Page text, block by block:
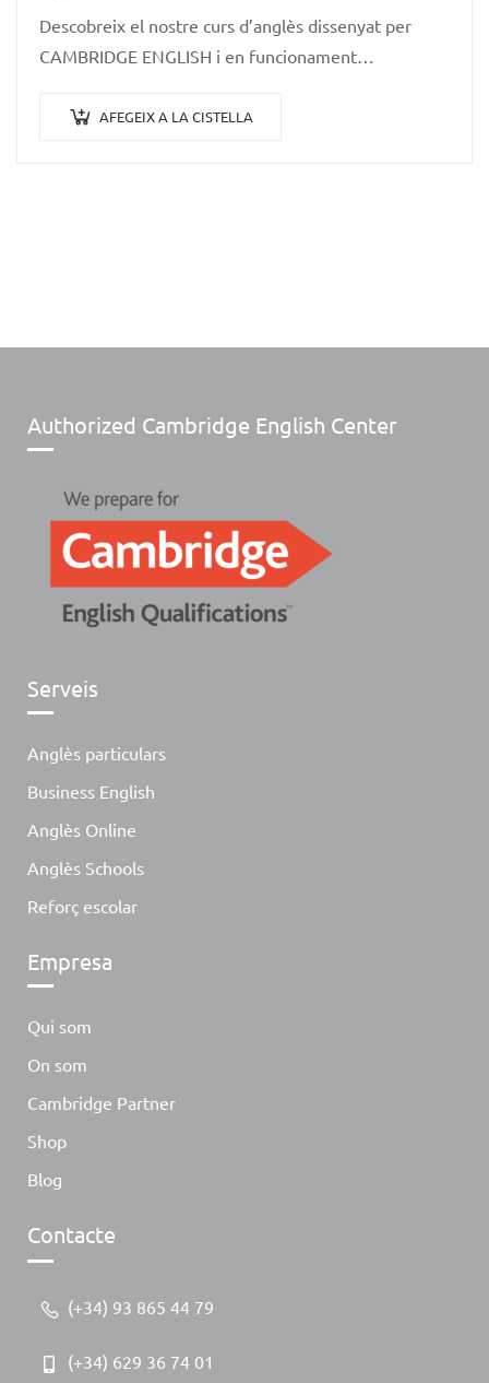
Descobreix el nostre curs d’anglès dissenyat per
CAMBRIDGE ENGLISH i en funcionament…
AFEGEIX A LA CISTELLA
Authorized Cambridge English Center
Serveis
Anglès particulars
Business English
Anglès Online
Anglès Schools
Reforç escolar
Empresa
Qui som
On som
Cambridge Partner
Shop
Blog
Contacte
(+34) 93 865 44 79
(+34) 629 36 74 01